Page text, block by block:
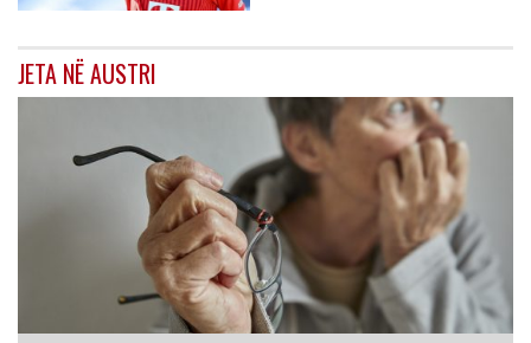
JETA NË AUSTRI